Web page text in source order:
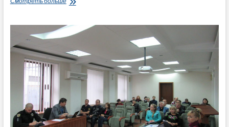
вопросам
социального
и
общественной
безопасности
г.Лисичанска
второе
заседание
(Видео)